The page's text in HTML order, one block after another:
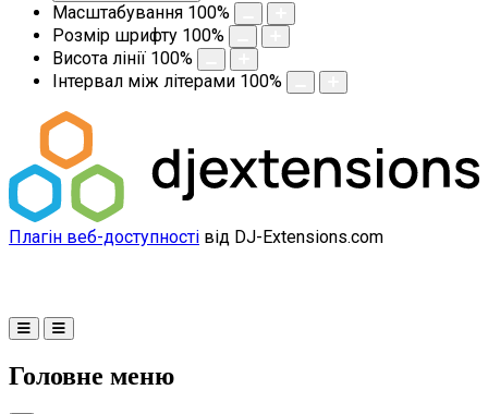
Масштабування 100%
Розмір шрифту 100%
Висота лінії 100%
Інтервал між літерами 100%
Плагін веб-доступності від DJ-Extensions.com
Головне меню